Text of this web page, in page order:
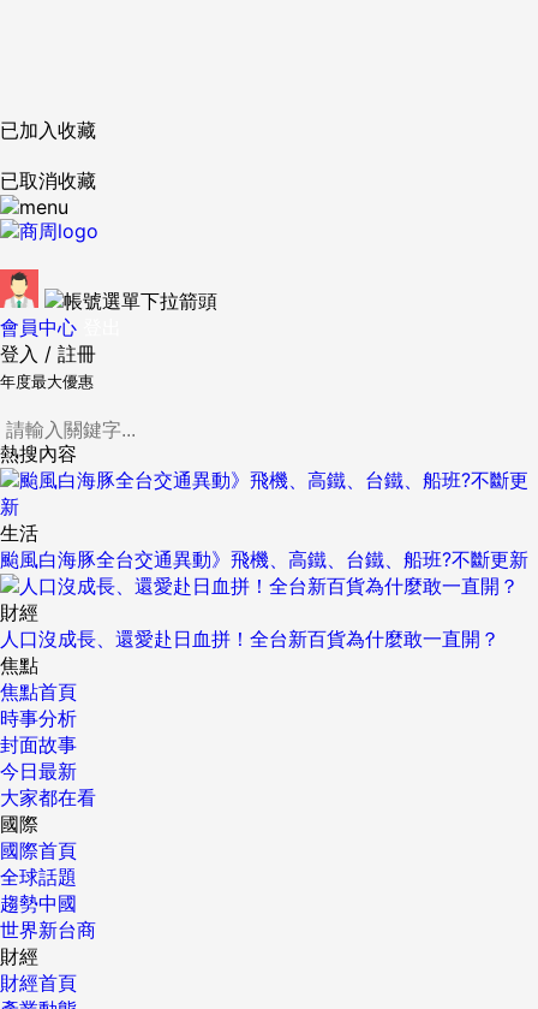
已加入收藏
已取消收藏
會員中心
登入 / 註冊
年度最大優惠
熱搜內容
生活
颱風白海豚全台交通異動》飛機、高鐵、台鐵、船班?不斷更新
財經
人口沒成長、還愛赴日血拼！全台新百貨為什麼敢一直開？
焦點
焦點首頁
時事分析
封面故事
今日最新
大家都在看
國際
國際首頁
全球話題
趨勢中國
世界新台商
財經
財經首頁